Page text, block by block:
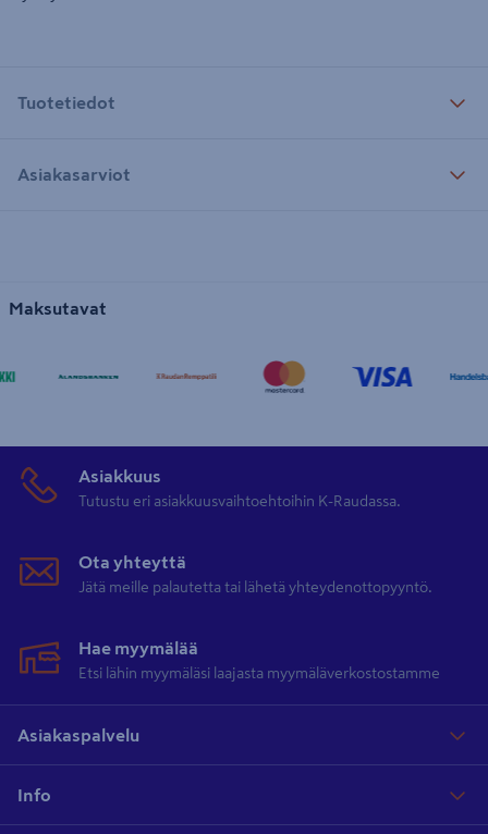
Tuotetiedot
Asiakasarviot
Maksutavat
Asiakkuus
Tutustu eri asiakkuusvaihtoehtoihin K-Raudassa.
Ota yhteyttä
Jätä meille palautetta tai lähetä yhteydenottopyyntö.
Hae myymälää
Etsi lähin myymäläsi laajasta myymäläverkostostamme
Asiakaspalvelu
Info